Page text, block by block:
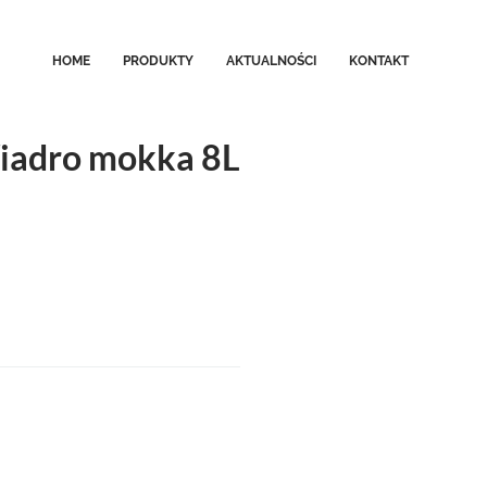
HOME PRODUKTY AKTUALNOŚCI KONTAKT
mokka 8L